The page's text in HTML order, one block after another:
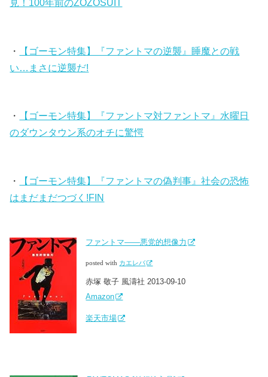
見！100年前のZOZOSUIT
・
【ゴーモン特集】『ファントマの逆襲』睡魔との戦
い…まさに逆襲だ!
・
【ゴーモン特集】『ファントマ対ファントマ』水曜日
のダウンタウン系のオチに驚愕
・
【ゴーモン特集】『ファントマの偽判事』社会の恐怖
はまだまだつづく!FIN
ファントマ――悪党的想像力
posted with カエレバ
赤塚 敬子 風濤社 2013-09-10
Amazon
楽天市場